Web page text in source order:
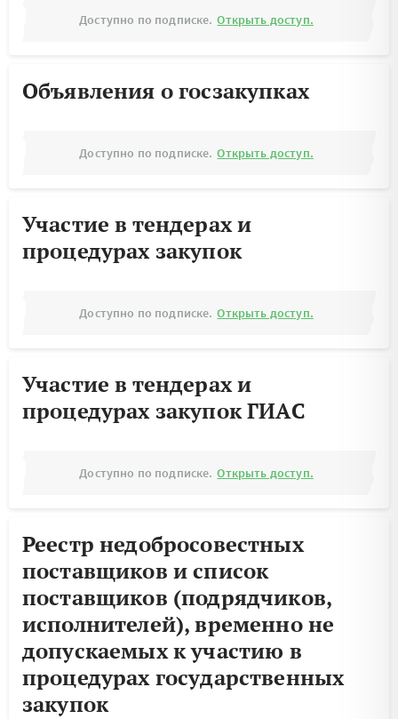
Доступно по подписке. Открыть доступ.
Объявления о госзакупках
Доступно по подписке. Открыть доступ.
Участие в тендерах и
процедурах закупок
Доступно по подписке. Открыть доступ.
Участие в тендерах и
процедурах закупок ГИАС
Доступно по подписке. Открыть доступ.
Реестр недобросовестных
поставщиков и список
поставщиков (подрядчиков,
исполнителей), временно не
допускаемых к участию в
процедурах государственных
закупок